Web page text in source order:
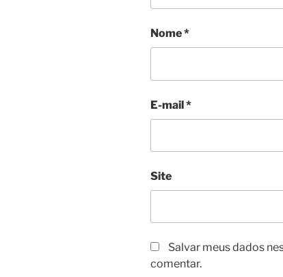
Nome*
E-mail*
Site
Salvar meus dados
comentar.